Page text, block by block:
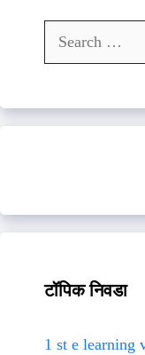
Search
for:
टॉपिक निवडा
1 st e learning